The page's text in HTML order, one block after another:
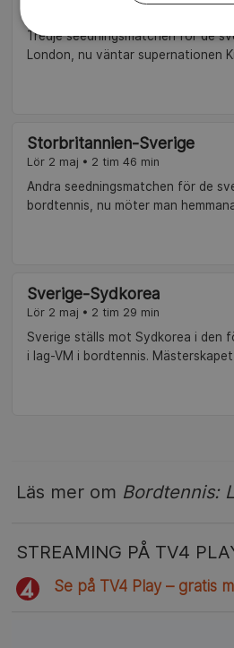
Tredje seedningsmatchen för de
London, nu väntar supernationen
Storbritannien-Sverige
Lör 2 maj • 2 tim 46 min
Andra seedningsmatchen för de
bordtennis, nu möter man
Sverige-Sydkorea
Lör 2 maj • 2 tim 29 min
Sverige ställs mot Sydkorea i den
i lag-VM i bordtennis.
Läs mer om Bordtennis:
STREAMING PÅ TV4
Se på TV4 Play – gratis